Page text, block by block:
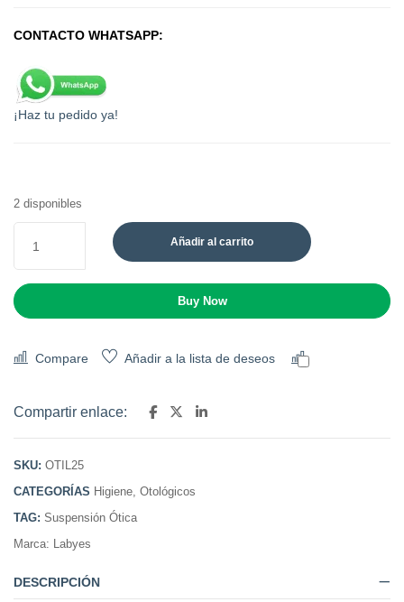
CONTACTO WHATSAPP:
¡Haz tu pedido ya!
2 disponibles
Añadir al carrito
Buy Now
Compare Añadir a la lista de deseos
Compartir enlace:
SKU: OTIL25
CATEGORÍAS Higiene, Otológicos
TAG: Suspensión Ótica
Marca: Labyes
DESCRIPCIÓN